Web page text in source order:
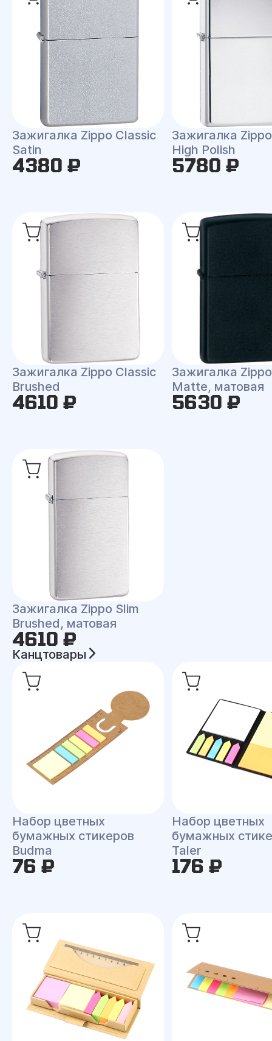
Зажигалка Zippo Classic
Satin
4380 ₽
Зажигалка
High Polish
5780 ₽
Зажигалка Zippo Classic
Brushed
4610 ₽
Зажигалка
Matte, матовая
5630 ₽
Зажигалка Zippo Slim
Brushed, матовая
4610 ₽
Канцтовары
Набор цветных
бумажных стикеров
Budma
76 ₽
Набор цветных
бумажных
Taler
176 ₽